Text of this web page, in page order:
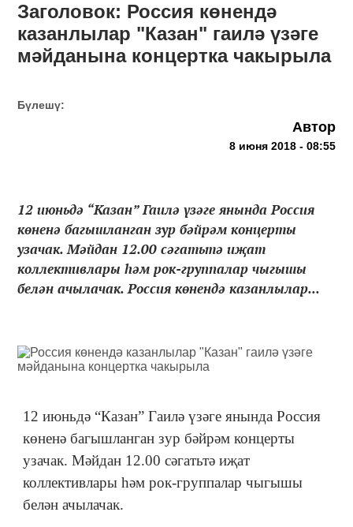
Заголовок: Россия көнендә
казанлылар "Казан" гаилә үзәге
мәйданына концертка чакырыла
Бүлешү:
Автор
8 июня 2018 - 08:55
12 июньдә “Казан” Гаилә үзәге янында Россия
көненә багышланган зур бәйрәм концерты
узачак. Мәйдан 12.00 сәгатьтә иҗат
коллективлары һәм рок-группалар чыгышы
белән ачылачак. Россия көнендә казанлылар...
12 июньдә “Казан” Гаилә үзәге янында Россия
көненә багышланган зур бәйрәм концерты
узачак. Мәйдан 12.00 сәгатьтә иҗат
коллективлары һәм рок-группалар чыгышы
белән ачылачак.